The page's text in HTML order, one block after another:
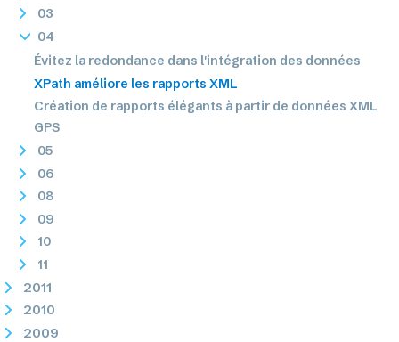
03
04
Évitez la redondance dans l'intégration des données
XPath améliore les rapports XML
Création de rapports élégants à partir de données XML
GPS
05
06
08
09
10
11
2011
2010
2009